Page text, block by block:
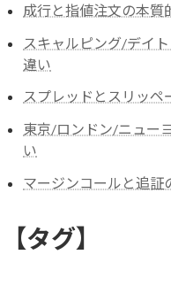
成行と指値注文の本質
スキャルピング/デイ
違い
スプレッドとスリッペ
東京/ロンドン/ニュー
い
マージンコールと追証
【タグ】